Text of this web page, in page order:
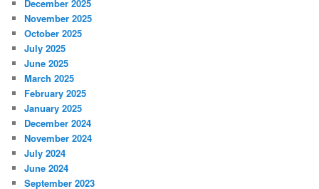
December 2025
November 2025
October 2025
July 2025
June 2025
March 2025
February 2025
January 2025
December 2024
November 2024
July 2024
June 2024
September 2023